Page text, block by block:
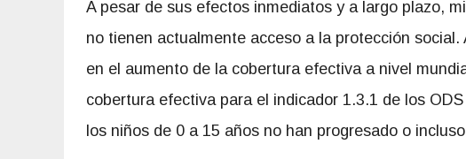
A pesar de sus efectos inmediatos y a largo plazo,
no tienen actualmente acceso a la protección
en el aumento de la cobertura efectiva a nivel
cobertura efectiva para el indicador 1.3.1 de los
los niños de 0 a 15 años no han progresado o